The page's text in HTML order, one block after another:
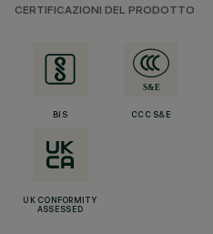
CERTIFICAZIONI DEL PRODOTTO
BIS CCC S&E
UK CONFORMITY
ASSESSED